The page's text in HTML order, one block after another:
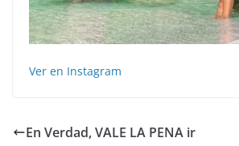
Ver en Instagram
En Verdad, VALE LA PENA ir